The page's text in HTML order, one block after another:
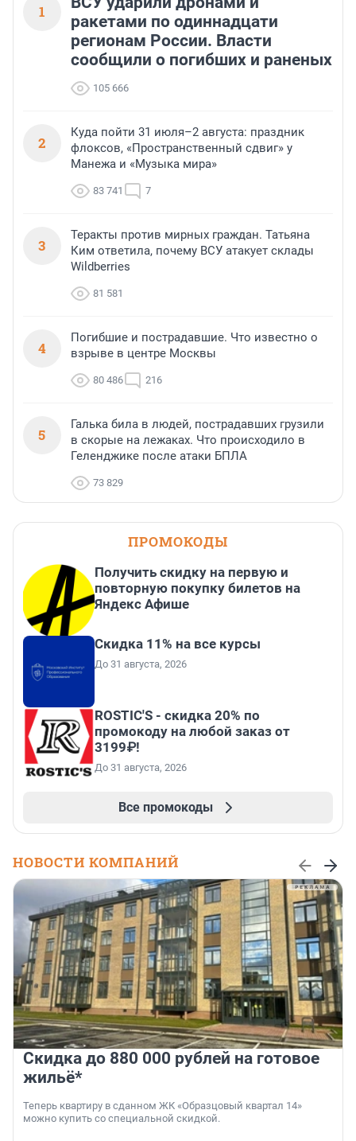
1
ракетами по одиннадцати
регионам России. Власти
сообщили о погибших и раненых
105 666
2
Куда пойти 31 июля–2 августа: праздник
флоксов, «Пространственный сдвиг» у
Манежа и «Музыка мира»
83 741 7
3
Теракты против мирных граждан. Татьяна
Ким ответила, почему ВСУ атакует склады
Wildberries
81 581
4
Погибшие и пострадавшие. Что известно о
взрыве в центре Москвы
80 486 216
5
Галька била в людей, пострадавших грузили
в скорые на лежаках. Что происходило в
Геленджике после атаки БПЛА
73 829
ПРОМОКОДЫ
Получить скидку на первую и
повторную покупку билетов на
Яндекс Афише
Скидка 11% на все курсы
До 31 августа, 2026
ROSTIC'S - скидка 20% по
промокоду на любой заказ от
3199₽!
До 31 августа, 2026
Все промокоды
НОВОСТИ КОМПАНИЙ
Скидка до 880 000 рублей на готовое
жильё*
Теперь квартиру в сданном ЖК «Образцовый квартал 14»
можно купить со специальной скидкой.